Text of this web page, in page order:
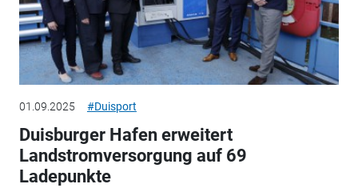
01.09.2025 #Duisport
Duisburger Hafen erweitert
Landstromversorgung auf 69
Ladepunkte